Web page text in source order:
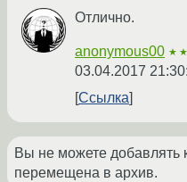
Отлично.
anonymous00 ★★
03.04.2017
Ссылка
Вы не можете добавлять
перемещена в архив.